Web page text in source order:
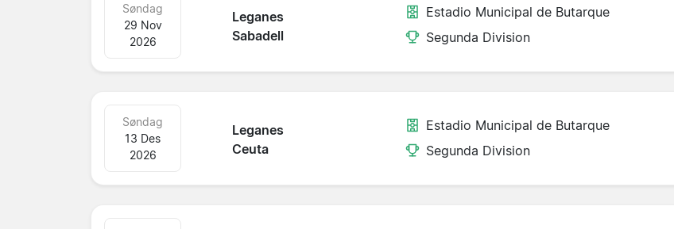
Leganes
Sabadell
Søndag
29 Nov
2026
Estadio Municipal de Butarque
Segunda Division
Leganes
Ceuta
Søndag
13 Des
2026
Estadio Municipal de Butarque
Segunda Division